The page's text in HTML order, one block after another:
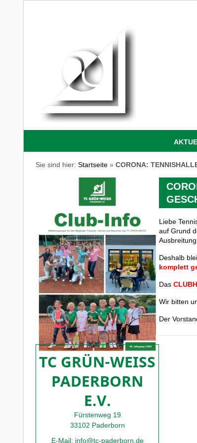
Sie sind hier: Startseite » CORONA:
TC GRÜN-WEISS
PADERBORN
E.V.
Fürstenweg 19
33102 Paderborn
E-Mail: info@tc-paderborn.de
Liebe
auf Grund
Ausbreitung
Deshalb
komplett
Das
Wir bitten
Der